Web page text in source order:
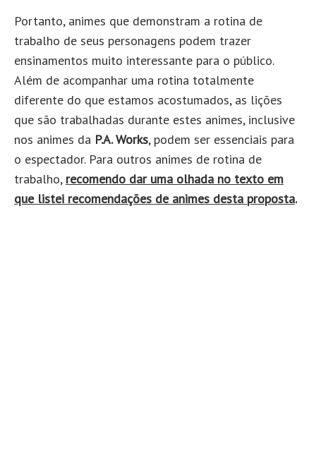
Portanto, animes que demonstram a rotina de
trabalho de seus personagens podem trazer
ensinamentos muito interessante para o público.
Além de acompanhar uma rotina totalmente
diferente do que estamos acostumados, as lições
que são trabalhadas durante estes animes, inclusive
nos animes da P.A. Works, podem ser essenciais para
o espectador. Para outros animes de rotina de
trabalho, recomendo dar uma olhada no texto em
que listei recomendações de animes desta proposta.